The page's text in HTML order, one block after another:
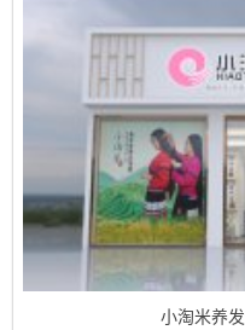
小淘米养